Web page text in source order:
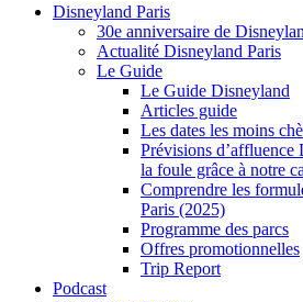
Disneyland Paris
30e anniversaire de
Actualité Disneyland Paris
Le Guide
Le Guide Disneyland
Articles guide
Les dates les moins
Prévisions d’affluence
la foule grâce à notre
Comprendre les
Paris (2025)
Programme des parcs
Offres promotionnelles
Trip Report
Podcast